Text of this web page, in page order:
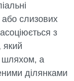
слизових
з
шляхом, а
ділянками